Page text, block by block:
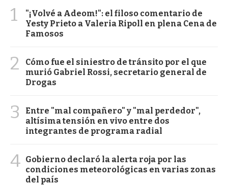
1
"¡Volvé a Adeom!": el filoso comentario de
Yesty Prieto a Valeria Ripoll en plena Cena de
Famosos
2
Cómo fue el siniestro de tránsito por el que
murió Gabriel Rossi, secretario general de
Drogas
3
Entre "mal compañero" y "mal perdedor",
altísima tensión en vivo entre dos
integrantes de programa radial
4 Gobierno declaró la alerta roja por las
condiciones meteorológicas en varias zonas
del país